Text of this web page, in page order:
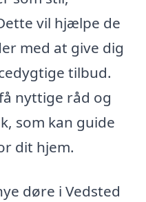
vil hjælpe de
med at give dig
tilbud.
nyttige råd og
som kan guide
dit hjem.
døre i Vedsted